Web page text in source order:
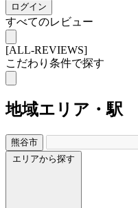
ログイン
すべてのレビュー
[ALL-REVIEWS]
こだわり条件で探す
地域エリア・駅
熊谷市
エリアから探す